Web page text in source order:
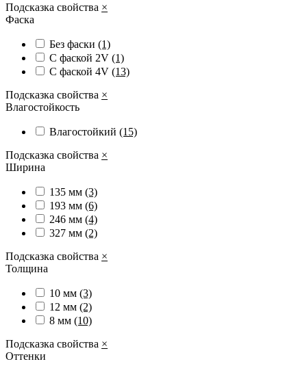
Подсказка свойства ×
Фаска
Без фаски (1)
С фаской 2V (1)
С фаской 4V (13)
Подсказка свойства ×
Влагостойкость
Влагостойкий (15)
Подсказка свойства ×
Ширина
135 мм (3)
193 мм (6)
246 мм (4)
327 мм (2)
Подсказка свойства ×
Толщина
10 мм (3)
12 мм (2)
8 мм (10)
Подсказка свойства ×
Оттенки